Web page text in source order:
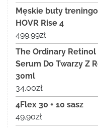
Męskie buty
HOVR Rise 4
499.99zł
The Ordinary Retinol
Serum Do Twarzy Z
30ml
34.00zł
4Flex 30 + 10 sasz
49.90zł